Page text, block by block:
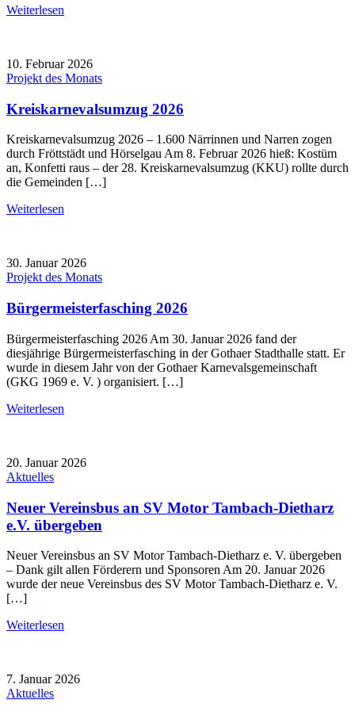
Weiterlesen
10. Februar 2026
Projekt des Monats
Kreiskarnevalsumzug 2026
Kreiskarnevalsumzug 2026 – 1.600 Närrinnen und Narren zogen
durch Fröttstädt und Hörselgau Am 8. Februar 2026 hieß: Kostüm
an, Konfetti raus – der 28. Kreiskarnevalsumzug (KKU) rollte durch
die Gemeinden […]
Weiterlesen
30. Januar 2026
Projekt des Monats
Bürgermeisterfasching 2026
Bürgermeisterfasching 2026 Am 30. Januar 2026 fand der
diesjährige Bürgermeisterfasching in der Gothaer Stadthalle statt. Er
wurde in diesem Jahr von der Gothaer Karnevalsgemeinschaft
(GKG 1969 e. V. ) organisiert. […]
Weiterlesen
20. Januar 2026
Aktuelles
Neuer Vereinsbus an SV Motor Tambach-Dietharz
e.V. übergeben
Neuer Vereinsbus an SV Motor Tambach-Dietharz e. V. übergeben
– Dank gilt allen Förderern und Sponsoren Am 20. Januar 2026
wurde der neue Vereinsbus des SV Motor Tambach-Dietharz e. V.
[…]
Weiterlesen
7. Januar 2026
Aktuelles